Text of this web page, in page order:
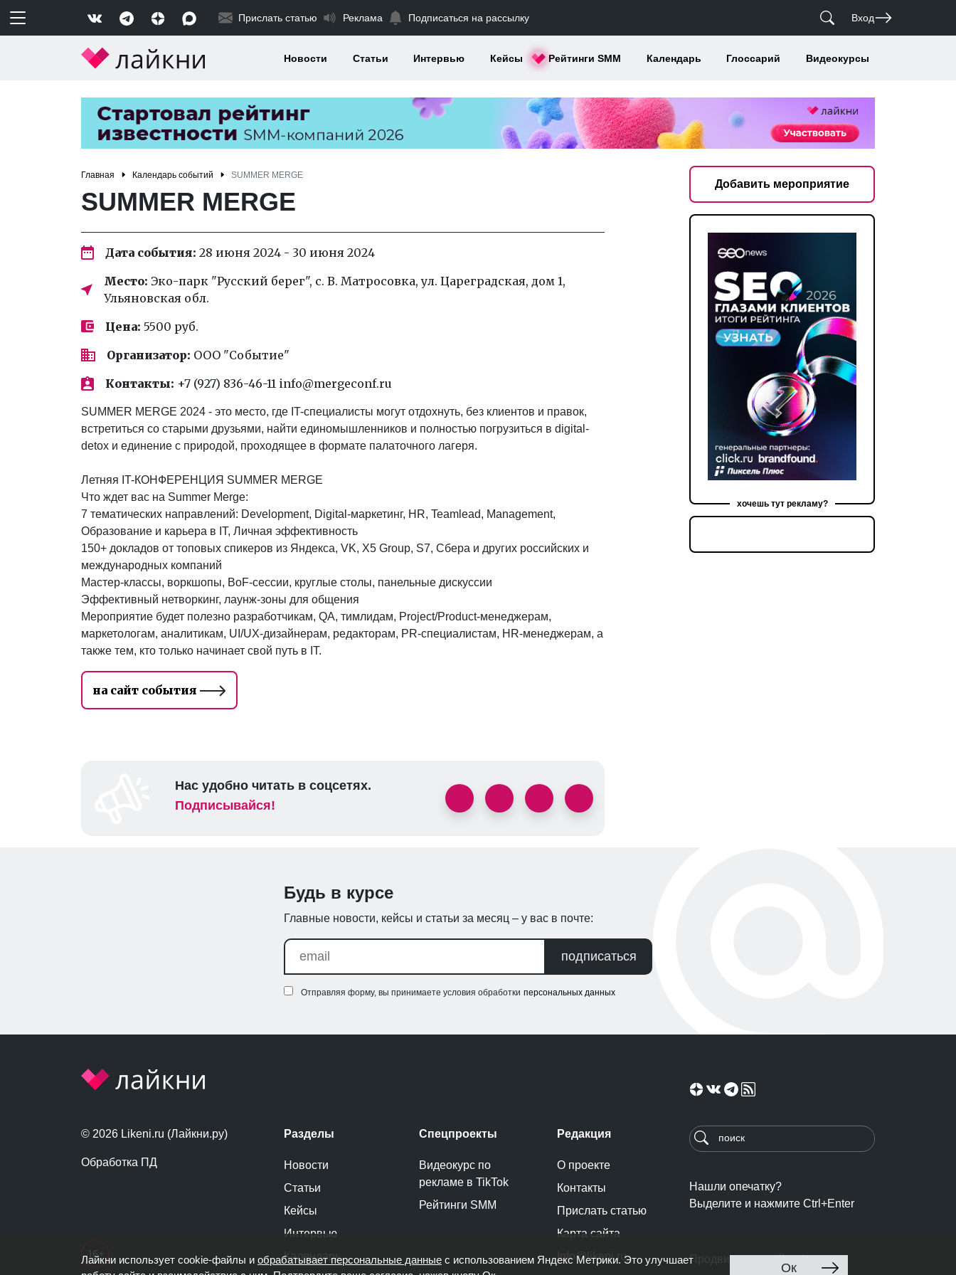
Прислать статью Реклама Подписаться на рассылку Вход
Новости Статьи Интервью Кейсы Рейтинги SMM Календарь Глоссарий Видеокурсы
Главная Календарь событий SUMMER MERGE
SUMMER MERGE
Дата события: 28 июня 2024 - 30 июня 2024
Место: Эко-парк "Русский берег", с. В. Матросовка, ул. Цареградская, дом 1,
Ульяновская обл.
Цена: 5500 руб.
Организатор: ООО "Событие"
Контакты: +7 (927) 836-46-11 info@mergeconf.ru
SUMMER MERGE 2024 - это место, где IT-специалисты могут отдохнуть, без клиентов и правок,
встретиться со старыми друзьями, найти единомышленников и полностью погрузиться в digital-
detox и единение с природой, проходящее в формате палаточного лагеря.
Летняя IT-КОНФЕРЕНЦИЯ SUMMER MERGE
Что ждет вас на Summer Merge:
7 тематических направлений: Development, Digital-маркетинг, HR, Teamlead, Management,
Образование и карьера в IT, Личная эффективность
150+ докладов от топовых спикеров из Яндекса, VK, X5 Group, S7, Cбера и других российских и
международных компаний
Мастер-классы, воркшопы, BoF-сессии, круглые столы, панельные дискуссии
Эффективный нетворкинг, лаунж-зоны для общения
Мероприятие будет полезно разработчикам, QA, тимлидам, Project/Product-менеджерам,
маркетологам, аналитикам, UI/UX-дизайнерам, редакторам, PR-специалистам, HR-менеджерам, а
также тем, кто только начинает свой путь в IT.
на сайт события
Нас удобно читать в соцсетях.
Подписывайся!
Добавить мероприятие
хочешь тут рекламу?
Будь в курсе
Главные новости, кейсы и статьи за месяц – у вас в почте:
подписаться
Отправляя форму, вы принимаете условия обработки персональных данных
© 2026 Likeni.ru (Лайкни.ру)
Обработка ПД
Разделы
Новости
Статьи
Кейсы
Интервью
Календарь
Спецпроекты
Видеокурс по
рекламе в TikTok
Рейтинги SMM
Редакция
О проекте
Контакты
Прислать статью
Карта сайта
Info@likeni.ru
Нашли опечатку?
Выделите и нажмите Ctrl+Enter
Продвижение сайта: Ingate
Лайкни использует cookie-файлы и обрабатывает персональные данные с использованием Яндекс Метрики. Это улучшает
Ок